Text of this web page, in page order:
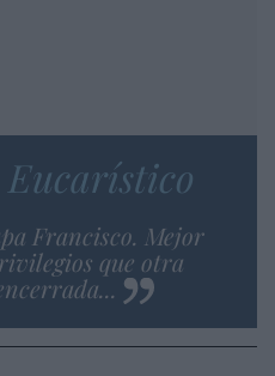
Francisco. Mejor
que otra